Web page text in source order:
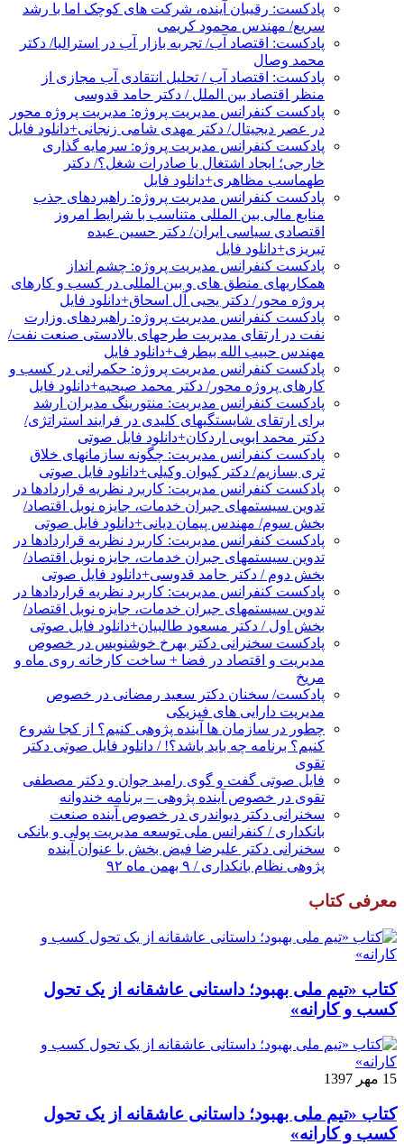
پادکست: رقیبان آینده، شرکت های کوچک اما با رشد
سریع/ مهندس محمود کریمی
پادکست: اقتصاد آب/ تجربه بازار آب در استرالیا/ دکتر
محمد وصال
پادکست: اقتصاد آب / تحلیل انتقادی آب مجازی از
منظر اقتصاد بین الملل / دکتر حامد قدوسی
پادکست کنفرانس مدیریت پروژه: مدیریت پروژه محور
در عصر دیجیتال/ دکتر مهدی شامی زنجانی+دانلود فایل
پادکست کنفرانس مدیریت پروژه: سرمایه گذاری
خارجی؛ ایجاد اشتغال یا صادرات شغل؟/ دکتر
طهماسب مظاهری+دانلود فایل
پادکست کنفرانس مدیریت پروژه: راهبردهای جذب
منابع مالی بین المللی متناسب با شرایط امروز
اقتصادی سیاسی ایران/ دکتر حسین عبده
تبریزی+دانلود فایل
پادکست کنفرانس مدیریت پروژه: چشم انداز
همکاریهای منطق های و بین المللی در کسب و کارهای
پروژه محور/ دکتر یحیی آل اسحاق+دانلود فایل
پادکست کنفرانس مدیریت پروژه: راهبردهای وزارت
نفت در ارتقای مدیریت طرحهای بالادستی صنعت نفت/
مهندس حبیب الله بیطرف+دانلود فایل
پادکست کنفرانس مدیریت پروژه: حکمرانی در کسب و
کارهای پروژه محور/ دکتر محمد صبحیه+دانلود فایل
پادکست کنفرانس مدیریت: منتورینگ مدیران ارشد
برای ارتقای شایستگیهای کلیدی در فرایند استراتژی/
دکتر محمد ابویی اردکان+دانلود فایل صوتی
پادکست کنفرانس مدیریت: چگونه سازمانهای خلاق
تری بسازیم/ دکتر کیوان وکیلی+دانلود فایل صوتی
پادکست کنفرانس مدیریت: کاربرد نظریه قراردادها در
تدوین سیستمهای جبران خدمات، جایزه نوبل اقتصاد/
بخش سوم/ مهندس پیمان دیانی+دانلود فایل صوتی
پادکست کنفرانس مدیریت: کاربرد نظریه قراردادها در
تدوین سیستمهای جبران خدمات، جایزه نوبل اقتصاد/
بخش دوم / دکتر حامد قدوسی+دانلود فایل صوتی
پادکست کنفرانس مدیریت: کاربرد نظریه قراردادها در
تدوین سیستمهای جبران خدمات، جایزه نوبل اقتصاد/
بخش اول / دکتر مسعود طالبیان+دانلود فایل صوتی
پادکست سخنرانی دکتر بهرخ خوشنویس در خصوص
مدیریت و اقتصاد در فضا + ساخت کارخانه روی ماه و
مریخ
پادکست/ سخنان دکتر سعید رمضانی در خصوص
مدیریت دارایی های فیزیکی
چطور در سازمان ها آینده پژوهی کنیم؟ از کجا شروع
کنیم؟ برنامه چه باید باشد؟! / دانلود فایل صوتی دکتر
تقوی
فایل صوتی گفت و گوی رامبد جوان و دکتر مصطفی
تقوی در خصوص آینده پژوهی – برنامه خندوانه
سخنرانی دکتر دیواندری در خصوص آینده صنعت
بانکداری / کنفرانس ملی توسعه مدیریت پولی و بانکی
سخنرانی دکتر علیرضا فیض بخش با عنوان آینده
پژوهی نظام بانکداری / ۹ بهمن ماه ۹۲
معرفی کتاب
کتاب «تیم ملی بهبود؛ داستانی عاشقانه از یک تحول
کسب و کارانه»
15 مهر 1397
کتاب «تیم ملی بهبود؛ داستانی عاشقانه از یک تحول
کسب و کارانه»